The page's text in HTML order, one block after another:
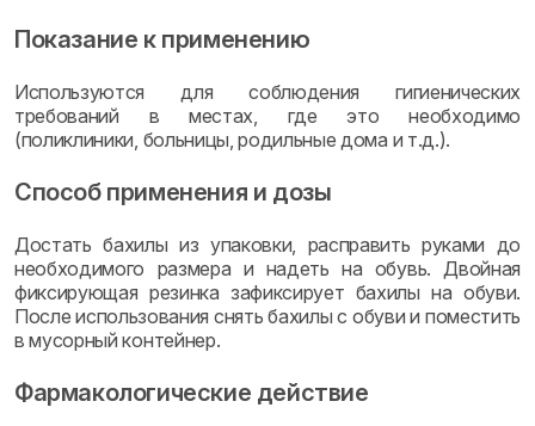
Показание к применению
Используются для соблюдения гигиенических
требований в местах, где это необходимо
(поликлиники, больницы, родильные дома и т.д.).
Способ применения и дозы
Достать бахилы из упаковки, расправить руками до
необходимого размера и надеть на обувь. Двойная
фиксирующая резинка зафиксирует бахилы на обуви.
После использования снять бахилы с обуви и поместить
в мусорный контейнер.
Фармакологические действие